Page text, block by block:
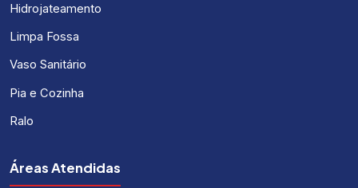
Hidrojateamento
Limpa Fossa
Vaso Sanitário
Pia e Cozinha
Ralo
Áreas Atendidas